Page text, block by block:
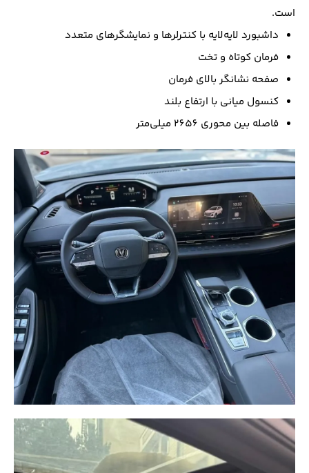
است.
داشبورد لایه‌لایه با کنترلرها و نمایشگرهای متعدد
فرمان کوتاه و تخت
صفحه نشانگر بالای فرمان
کنسول میانی با ارتفاع بلند
فاصله بین محوری 2656 میلی‌متر